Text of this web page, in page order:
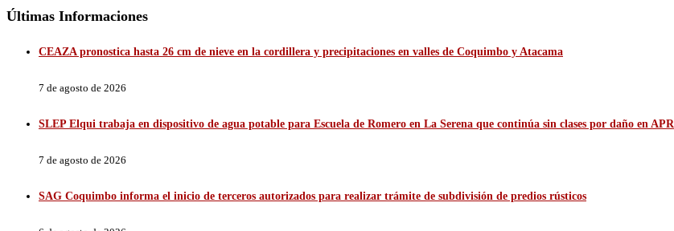
Últimas Informaciones
CEAZA pronostica hasta 26 cm de nieve en la cordillera y precipitaciones en valles de Coquimbo y Atacama
7 de agosto de 2026
SLEP Elqui trabaja en dispositivo de agua potable para Escuela de Romero en La Serena que continúa sin clases por daño en APR
7 de agosto de 2026
SAG Coquimbo informa el inicio de terceros autorizados para realizar trámite de subdivisión de predios rústicos